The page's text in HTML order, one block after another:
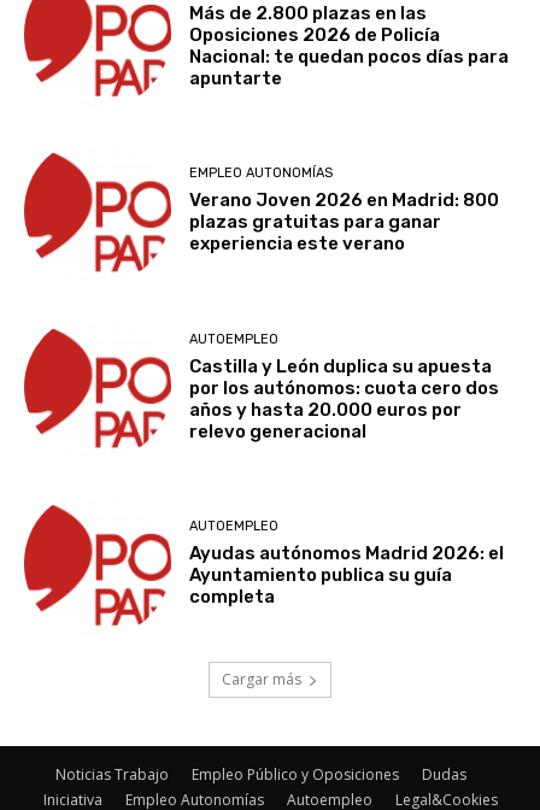
Más de 2.800 plazas en las
Oposiciones 2026 de Policía
Nacional: te quedan pocos días para
apuntarte
EMPLEO AUTONOMÍAS
Verano Joven 2026 en Madrid: 800
plazas gratuitas para ganar
experiencia este verano
AUTOEMPLEO
Castilla y León duplica su apuesta
por los autónomos: cuota cero dos
años y hasta 20.000 euros por
relevo generacional
AUTOEMPLEO
Ayudas autónomos Madrid 2026: el
Ayuntamiento publica su guía
completa
Cargar más
Noticias Trabajo Empleo Público y Oposiciones
Dudas
Iniciativa
Empleo Autonomías Autoempleo Legal&Cookies